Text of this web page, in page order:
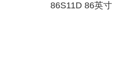
智显屏产品
86S11D 86英寸